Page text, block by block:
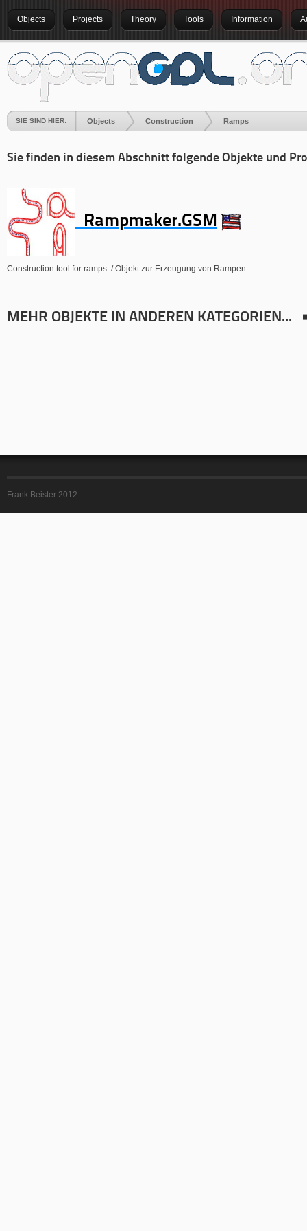
Objects Projects Theory Tools Information
SIE SIND HIER: Objects Construction Ramps
Sie finden in diesem Abschnitt folgende Objekte und
Rampmaker.GSM
Construction tool for ramps. / Objekt zur Erzeugung von Rampen.
MEHR OBJEKTE IN ANDEREN KATEGORIEN...
Frank Beister 2012